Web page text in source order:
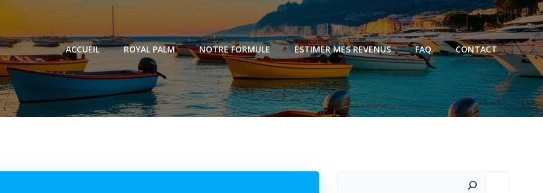
ACCUEIL ROYAL PALM NOTRE FORMULE ESTIMER MES REVENUS FAQ CONTACT